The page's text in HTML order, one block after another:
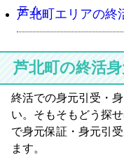
テム
芦北町エリアの終
芦北町の終活
終活での身元引受・
い。そもそもどう探
で身元保証・身元引
ます。